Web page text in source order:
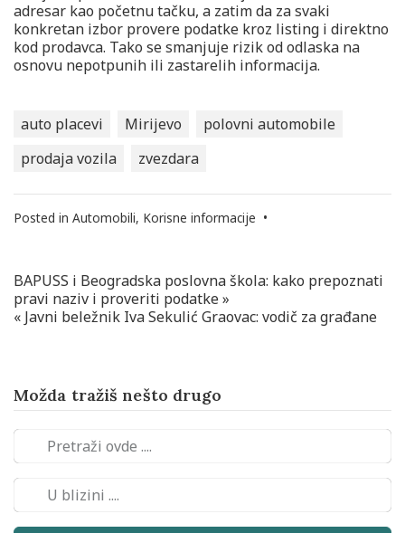
adresar kao početnu tačku, a zatim da za svaki
konkretan izbor provere podatke kroz listing i direktno
kod prodavca. Tako se smanjuje rizik od odlaska na
osnovu nepotpunih ili zastarelih informacija.
auto placevi Mirijevo
polovni automobile
prodaja vozila
zvezdara
Posted in Automobili, Korisne informacije •
Navigacija
članaka
BAPUSS i Beogradska poslovna škola: kako prepoznati
pravi naziv i proveriti podatke »
« Javni beležnik Iva Sekulić Graovac: vodič za građane
Možda tražiš nešto drugo